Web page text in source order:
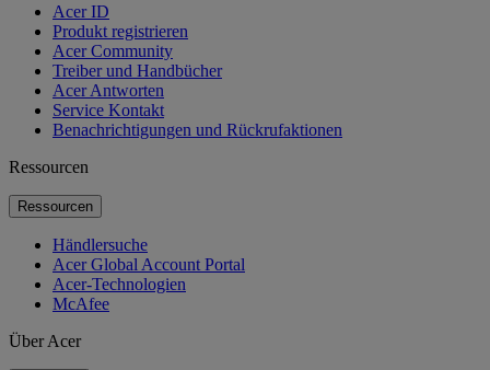
Acer ID
Produkt registrieren
Acer Community
Treiber und Handbücher
Acer Antworten
Service Kontakt
Benachrichtigungen und Rückrufaktionen
Ressourcen
Ressourcen
Händlersuche
Acer Global Account Portal
Acer-Technologien
McAfee
Über Acer